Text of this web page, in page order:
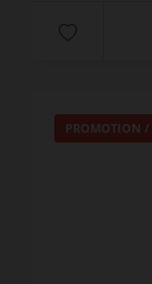
PROMOTION /